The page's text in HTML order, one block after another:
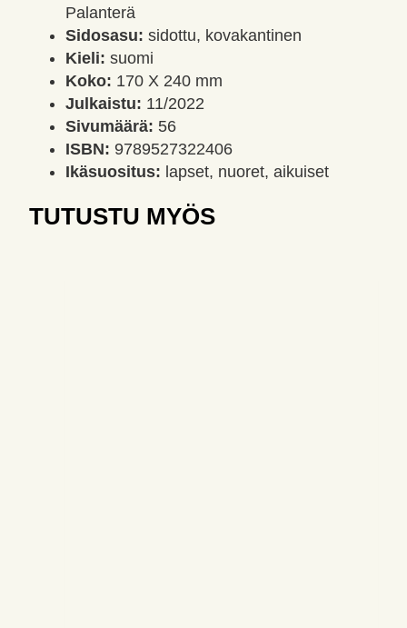
Palanterä
Sidosasu: sidottu, kovakantinen
Kieli: suomi
Koko: 170 X 240 mm
Julkaistu: 11/2022
Sivumäärä: 56
ISBN: 9789527322406
Ikäsuositus: lapset, nuoret, aikuiset
TUTUSTU MYÖS